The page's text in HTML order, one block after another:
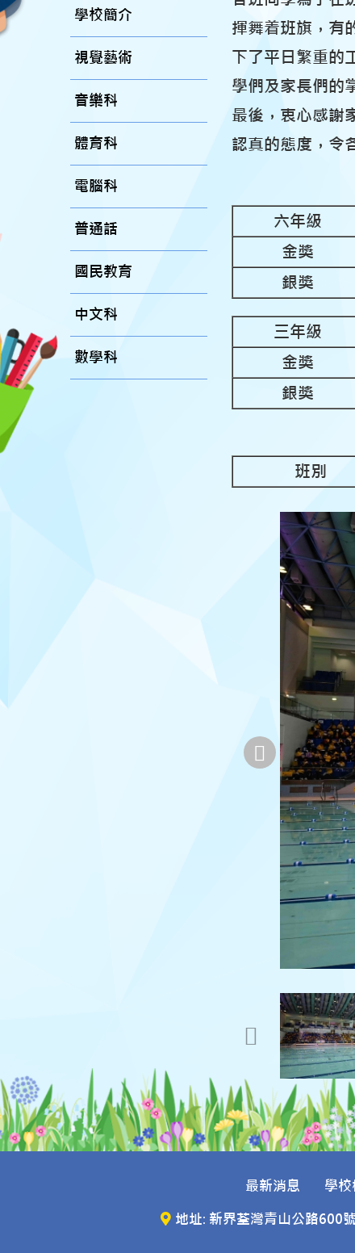
學校簡介
視覺藝術
音樂科
體育科
電腦科
普通話
國民教育
中文科
數學科
揮舞着班旗，有
下了平日繁重的
學們及家長們的
最後，衷心感謝
認真的態度，令
六年級
金獎
銀獎
三年級
金獎
銀獎
班別
最新消息 學
地址: 新界荃灣青山公路600號